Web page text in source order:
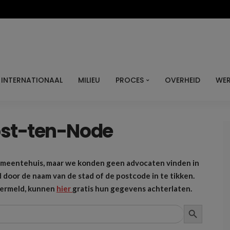
INTERNATIONAAL MILIEU PROCES OVERHEID
ten-Node
maar we konden geen advocaten vinden in
de naam van de stad of de postcode in te tikken.
kunnen hier gratis hun gegevens achterlaten.
ZOEKKNOP